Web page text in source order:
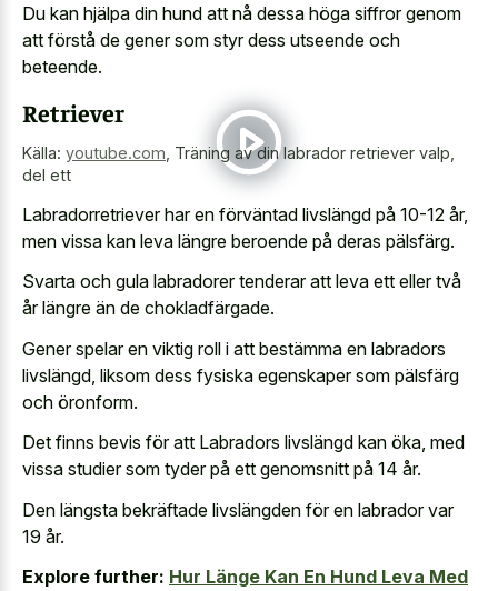
Du kan hjälpa din hund att nå dessa höga siffror genom
att förstå de gener som styr dess utseende och
beteende.
Retriever
Källa: youtube.com Träning av din labrador retriever valp,
del ett
Labradorretriever har en förväntad livslängd på 10-12 år,
men vissa kan leva längre beroende på deras pälsfärg.
Svarta och gula labradorer tenderar att leva ett eller två
år längre än de chokladfärgade.
Gener spelar en viktig roll i att bestämma en labradors
livslängd, liksom dess fysiska egenskaper som pälsfärg
och öronform.
Det finns bevis för att Labradors livslängd kan öka, med
vissa studier som tyder på ett genomsnitt på 14 år.
Den längsta bekräftade livslängden för en labrador var
19 år.
Explore further: Hur Länge Kan En Hund Leva Med